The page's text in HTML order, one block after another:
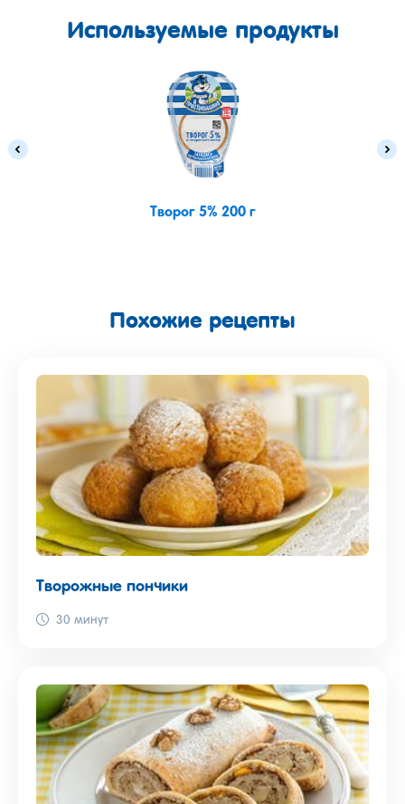
Используемые продукты
Творог 5% 200 г
Похожие рецепты
Творожные пончики
30 минут